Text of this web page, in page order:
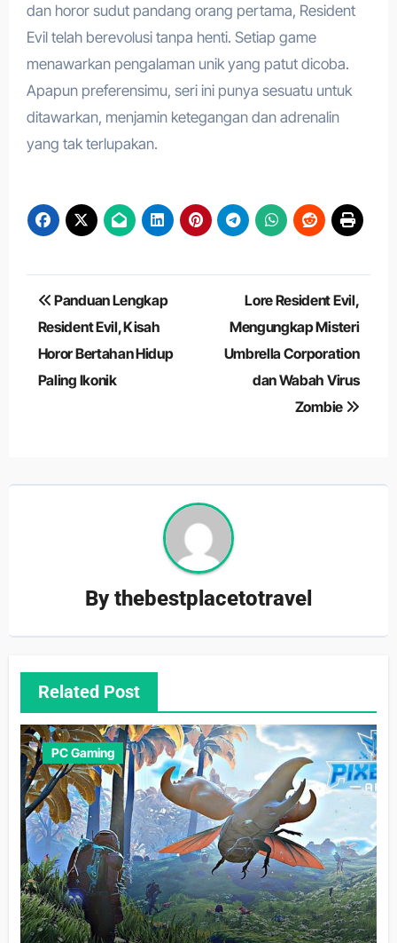
dan horor sudut pandang orang pertama, Resident
Evil telah berevolusi tanpa henti. Setiap game
menawarkan pengalaman unik yang patut dicoba.
Apapun preferensimu, seri ini punya sesuatu untuk
ditawarkan, menjamin ketegangan dan adrenalin
yang tak terlupakan.
Navigasi
pos
Panduan Lengkap
Resident Evil, Kisah
Horor Bertahan Hidup
Paling Ikonik
Lore Resident Evil,
Mengungkap Misteri
Umbrella Corporation
dan Wabah Virus
Zombie
Bythebestplacetotravel
Related Post
PC Gaming